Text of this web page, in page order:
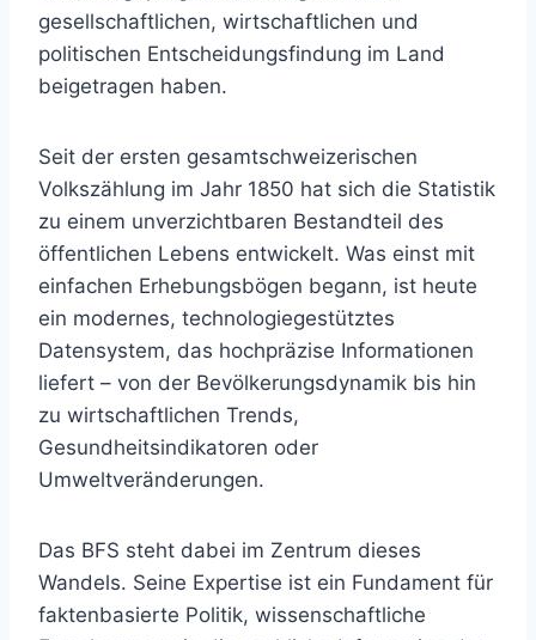
gesellschaftlichen, wirtschaftlichen und
politischen Entscheidungsfindung im Land
beigetragen haben.
Seit der ersten gesamtschweizerischen
Volkszählung im Jahr 1850 hat sich die Statistik
zu einem unverzichtbaren Bestandteil des
öffentlichen Lebens entwickelt. Was einst mit
einfachen Erhebungsbögen begann, ist heute
ein modernes, technologiegestütztes
Datensystem, das hochpräzise Informationen
liefert – von der Bevölkerungsdynamik bis hin
zu wirtschaftlichen Trends,
Gesundheitsindikatoren oder
Umweltveränderungen.
Das BFS steht dabei im Zentrum dieses
Wandels. Seine Expertise ist ein Fundament für
faktenbasierte Politik, wissenschaftliche